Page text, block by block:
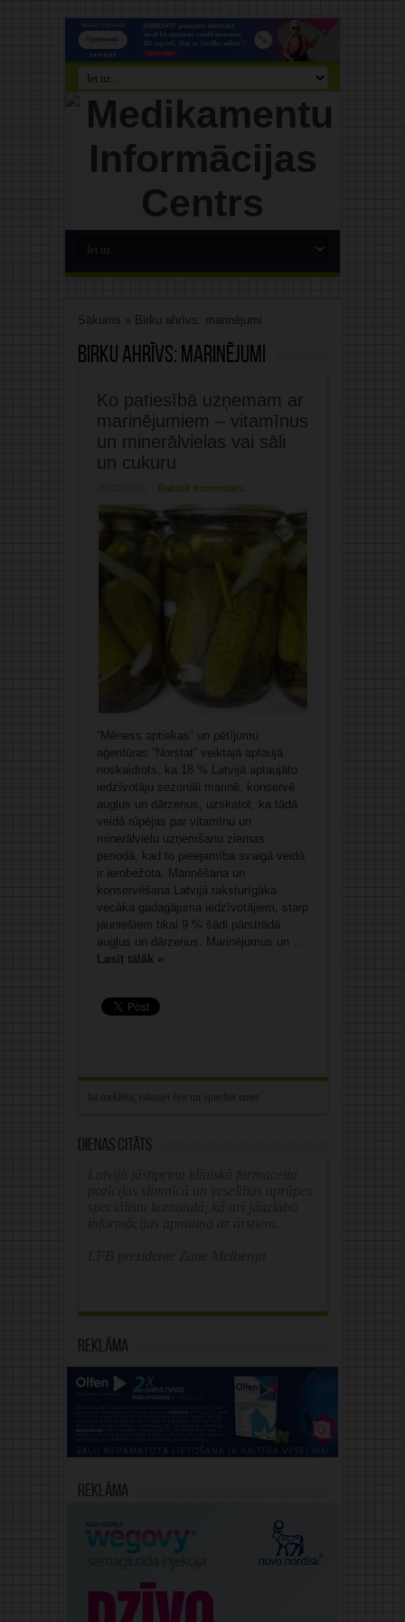
Sākums » Birku ahrīvs: marinējumi
Birku ahrīvs: marinējumi
Ko patiesībā uzņemam ar
marinējumiem – vitamīnus
un minerālvielas vai sāli
un cukuru
Rakstīt komentāru
“Mēness aptiekas” un pētījumu
aģentūras “Norstat” veiktajā aptaujā
noskaidrots, ka 18 % Latvijā aptaujāto
iedzīvotāju sezonāli marinē, konservē
augļus un dārzeņus, uzskatot, ka tādā
veidā rūpējas par vitamīnu un
minerālvielu uzņemšanu ziemas
periodā, kad to pieejamība svaigā veidā
ir ierobežota. Marinēšana un
konservēšana Latvijā raksturīgāka
vecāka gadagājuma iedzīvotājiem, starp
jauniešiem tikai 9 % šādi pārstrādā
augļus un dārzeņus. Marinējumus un ...
Lasīt tālāk »
Dienas citāts
Reklāma
Reklāma